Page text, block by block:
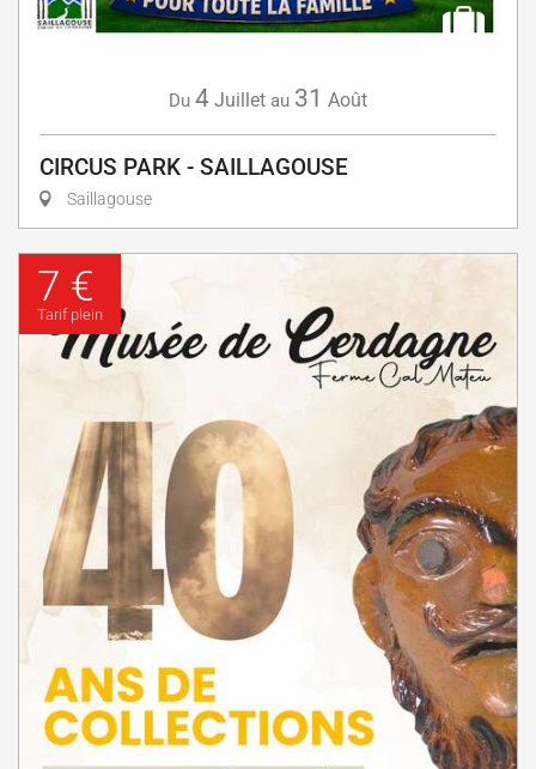
Du 4 Juillet au 31 Août
CIRCUS PARK - SAILLAGOUSE
Saillagouse
7 €
Tarif plein